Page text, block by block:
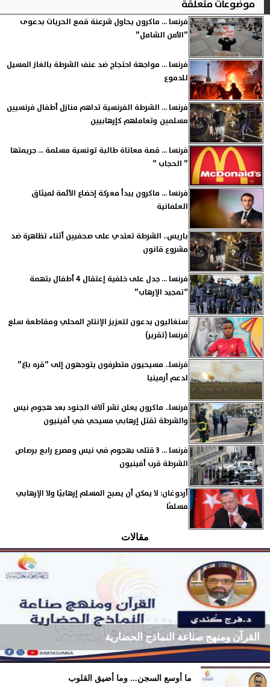
موضوعات متعلقة
فرنسا ... ماكرون يحاول شرعنة قمع الحريات بدعوى
”الأمن الشامل”
فرنسا ... مواجهة احتجاج ضد عنف الشرطة بالغاز المسيل
للدموع
فرنسا ... الشرطة الفرنسية تداهم منازل أطفال فرنسيين
مسلمين وتعاملهم كإرهابيين
فرنسا ... قصة معاناة طالبة تونسية مسلمة ... جريمتها
” الحجاب ”
فرنسا ... ماكرون يبدأ معركة إخضاع الأئمة لميثاق
العلمانية
باريس.. الشرطة تعتدي على صحفيين أثناء تظاهرة ضد
مشروع قانون
فرنسا ... جدل على خلفية إعتقال 4 أطفال بتهمة
“تمجيد الإرهاب”
سنغاليون يدعون لتعزيز الإنتاج المحلي ومقاطعة سلع
فرنسا (تقرير)
فرنسا.. مسيحيون متطرفون يتوجهون إلى ”قره باغ”
لدعم أرمينيا
فرنسا.. ماكرون يعلن نشر آلاف الجنود بعد هجوم نيس
والشرطة تقتل إرهابي مسيحي في أفينيون
فرنسا ... 3 قتلى بهجوم في نيس ومصرع رابع برصاص
الشرطة قرب أفينيون
أردوغان: لا يمكن أن يصبح المسلم إرهابيًا ولا الإرهابي
مسلمًا
مقالات
القرآن ومنهج صناعة النماذج الحضارية
ما أوسع السجن... وما أضيق القلوب